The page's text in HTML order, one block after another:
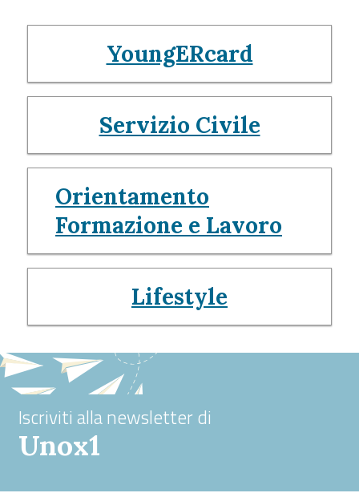
YoungERcard
Servizio Civile
Orientamento
Formazione e Lavoro
Lifestyle
Iscriviti alla newsletter di
Unox1